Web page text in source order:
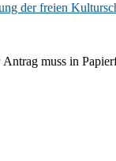
der freien
muss in